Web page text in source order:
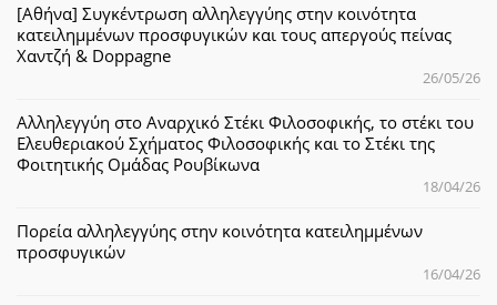
[Αθήνα] Συγκέντρωση αλληλεγγύης στην κοινότητα
κατειλημμένων προσφυγικών και τους απεργούς πείνας
Χαντζή & Doppagne
26/05/26
Αλληλεγγύη στο Αναρχικό Στέκι Φιλοσοφικής, το στέκι του
Ελευθεριακού Σχήματος Φιλοσοφικής και το Στέκι της
Φοιτητικής Ομάδας Ρουβίκωνα
18/04/26
Πορεία αλληλεγγύης στην κοινότητα κατειλημμένων
προσφυγικών
16/04/26